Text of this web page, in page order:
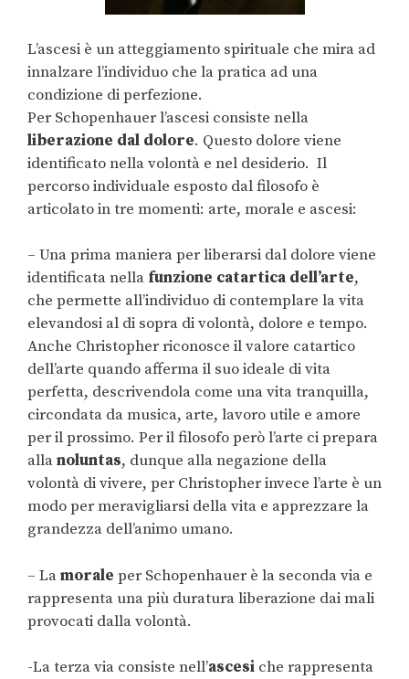
L’ascesi è un atteggiamento spirituale che mira ad
innalzare l’individuo che la pratica ad una
condizione di perfezione.
Per Schopenhauer l’ascesi consiste nella
liberazione dal dolore. Questo dolore viene
identificato nella volontà e nel desiderio. Il
percorso individuale esposto dal filosofo è
articolato in tre momenti: arte, morale e ascesi:
– Una prima maniera per liberarsi dal dolore viene
identificata nella funzione catartica dell’arte,
che permette all’individuo di contemplare la vita
elevandosi al di sopra di volontà, dolore e tempo.
Anche Christopher riconosce il valore catartico
dell’arte quando afferma il suo ideale di vita
perfetta, descrivendola come una vita tranquilla,
circondata da musica, arte, lavoro utile e amore
per il prossimo. Per il filosofo però l’arte ci prepara
allanoluntas, dunque alla negazione della
volontà di vivere, per Christopher invece l’arte è un
modo per meravigliarsi della vita e apprezzare la
grandezza dell’animo umano.
– Lamorale per Schopenhauer è la seconda via e
rappresenta una più duratura liberazione dai mali
provocati dalla volontà.
-La terza via consiste nell’ascesi che rappresenta